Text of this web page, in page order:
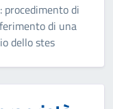
di
di una
dello stes